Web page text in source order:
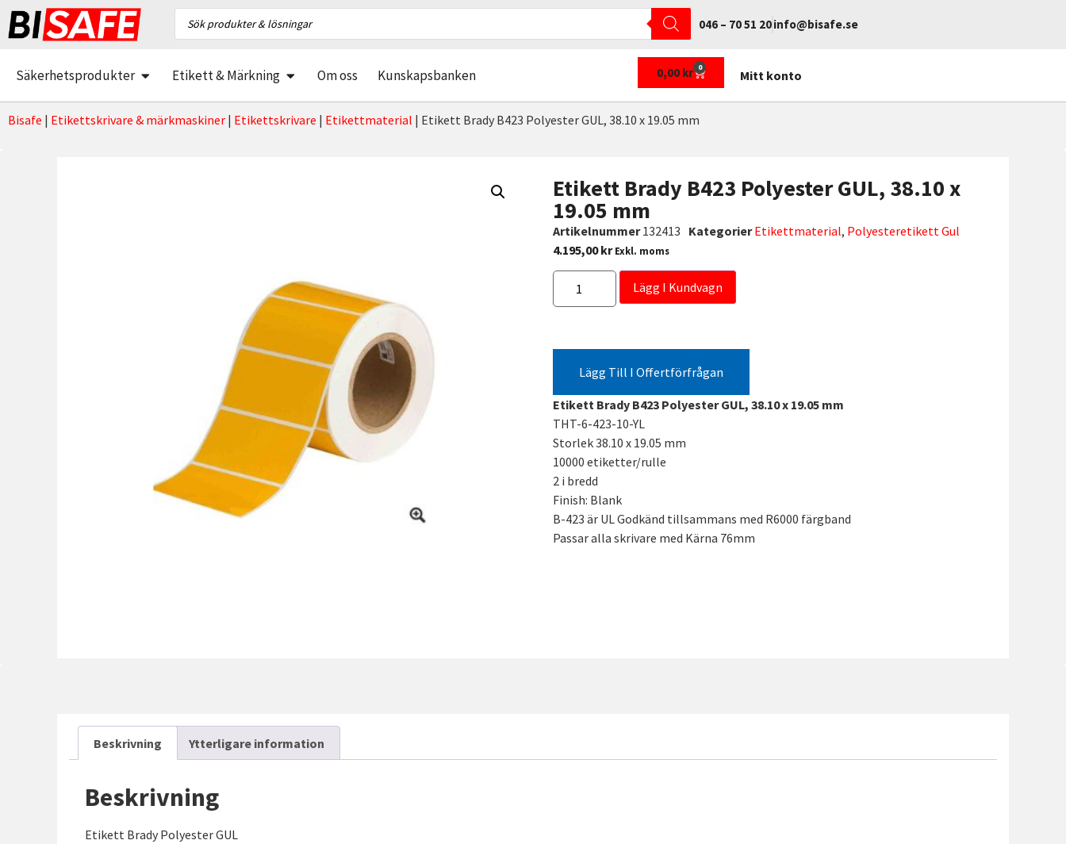
046 – 70 51 20info@bisafe.se
Säkerhetsprodukter Etikett & Märkning Om oss Kunskapsbanken 0,00 kr 0
Mitt konto
Bisafe | Etikettskrivare & märkmaskiner | Etikettskrivare | Etikettmaterial | Etikett Brady B423 Polyester GUL, 38.10 x 19.05 mm
Etikett Brady B423 Polyester GUL, 38.10 x
19.05 mm
Artikelnummer132413 Kategorier Etikettmaterial, Polyesteretikett Gul
4.195,00kr Exkl. moms
Lägg I Kundvagn
Lägg Till I Offertförfrågan
Etikett Brady B423 Polyester GUL, 38.10 x 19.05 mm
THT-6-423-10-YL
Storlek 38.10 x 19.05 mm
10000 etiketter/rulle
2 i bredd
Finish: Blank
B-423 är UL Godkänd tillsammans med R6000 färgband
Passar alla skrivare med Kärna 76mm
Beskrivning Ytterligare information
Beskrivning
Etikett Brady Polyester GUL